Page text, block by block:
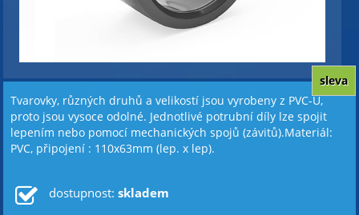
Tvarovky, různých druhů a velikostí jsou vyrobeny z PVC-U,
proto jsou vysoce odolné. Jednotlivé potrubní díly lze spojit
lepením nebo pomocí mechanických spojů (závitů).Materiál:
PVC, připojení : 110x63mm (lep. x lep).
sleva
dostupnost: skladem